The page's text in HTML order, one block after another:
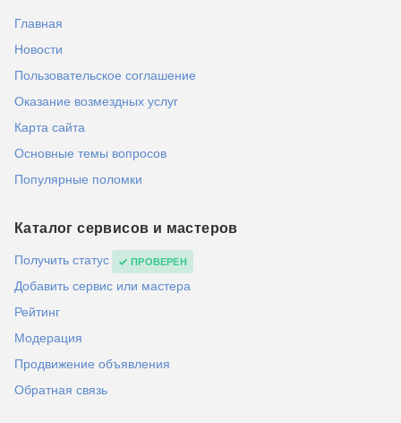
Главная
Новости
Пользовательское соглашение
Оказание возмездных услуг
Карта сайта
Основные темы вопросов
Популярные поломки
Каталог сервисов и мастеров
Получить статус ПРОВЕРЕН
Добавить сервис или мастера
Рейтинг
Модерация
Продвижение объявления
Обратная связь